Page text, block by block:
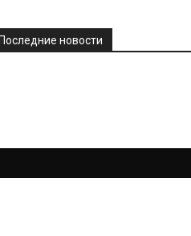
Последние новости